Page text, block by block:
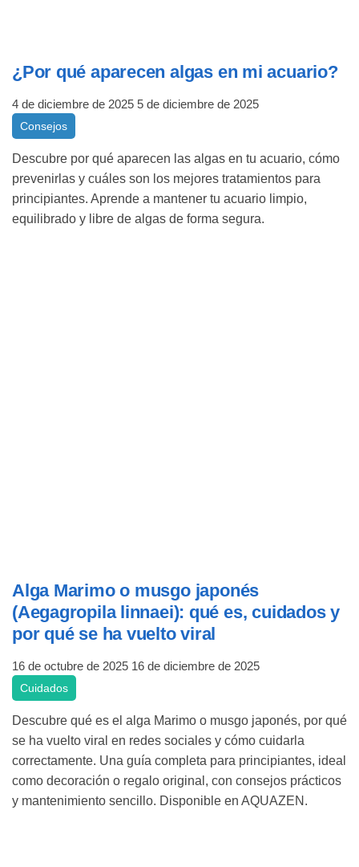
¿Por qué aparecen algas en mi acuario?
4 de diciembre de 2025 5 de diciembre de 2025
Consejos
Descubre por qué aparecen las algas en tu acuario, cómo
prevenirlas y cuáles son los mejores tratamientos para
principiantes. Aprende a mantener tu acuario limpio,
equilibrado y libre de algas de forma segura.
Alga Marimo o musgo japonés
(Aegagropila linnaei): qué es, cuidados y
por qué se ha vuelto viral
16 de octubre de 2025 16 de diciembre de 2025
Cuidados
Descubre qué es el alga Marimo o musgo japonés, por qué
se ha vuelto viral en redes sociales y cómo cuidarla
correctamente. Una guía completa para principiantes, ideal
como decoración o regalo original, con consejos prácticos
y mantenimiento sencillo. Disponible en AQUAZEN.